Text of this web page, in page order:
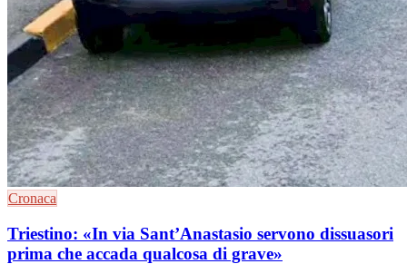
Cronaca
Triestino: «In via Sant’Anastasio servono dissuasori
prima che accada qualcosa di grave»